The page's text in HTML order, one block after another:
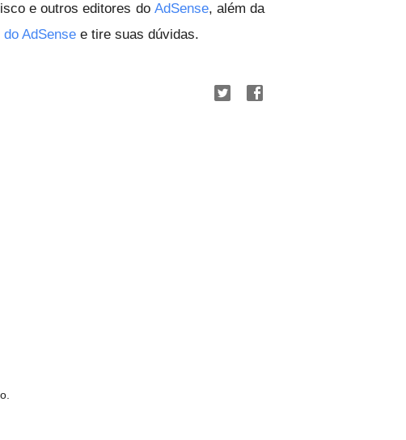
e outros editores do AdSense, além da
do AdSense e tire suas dúvidas.